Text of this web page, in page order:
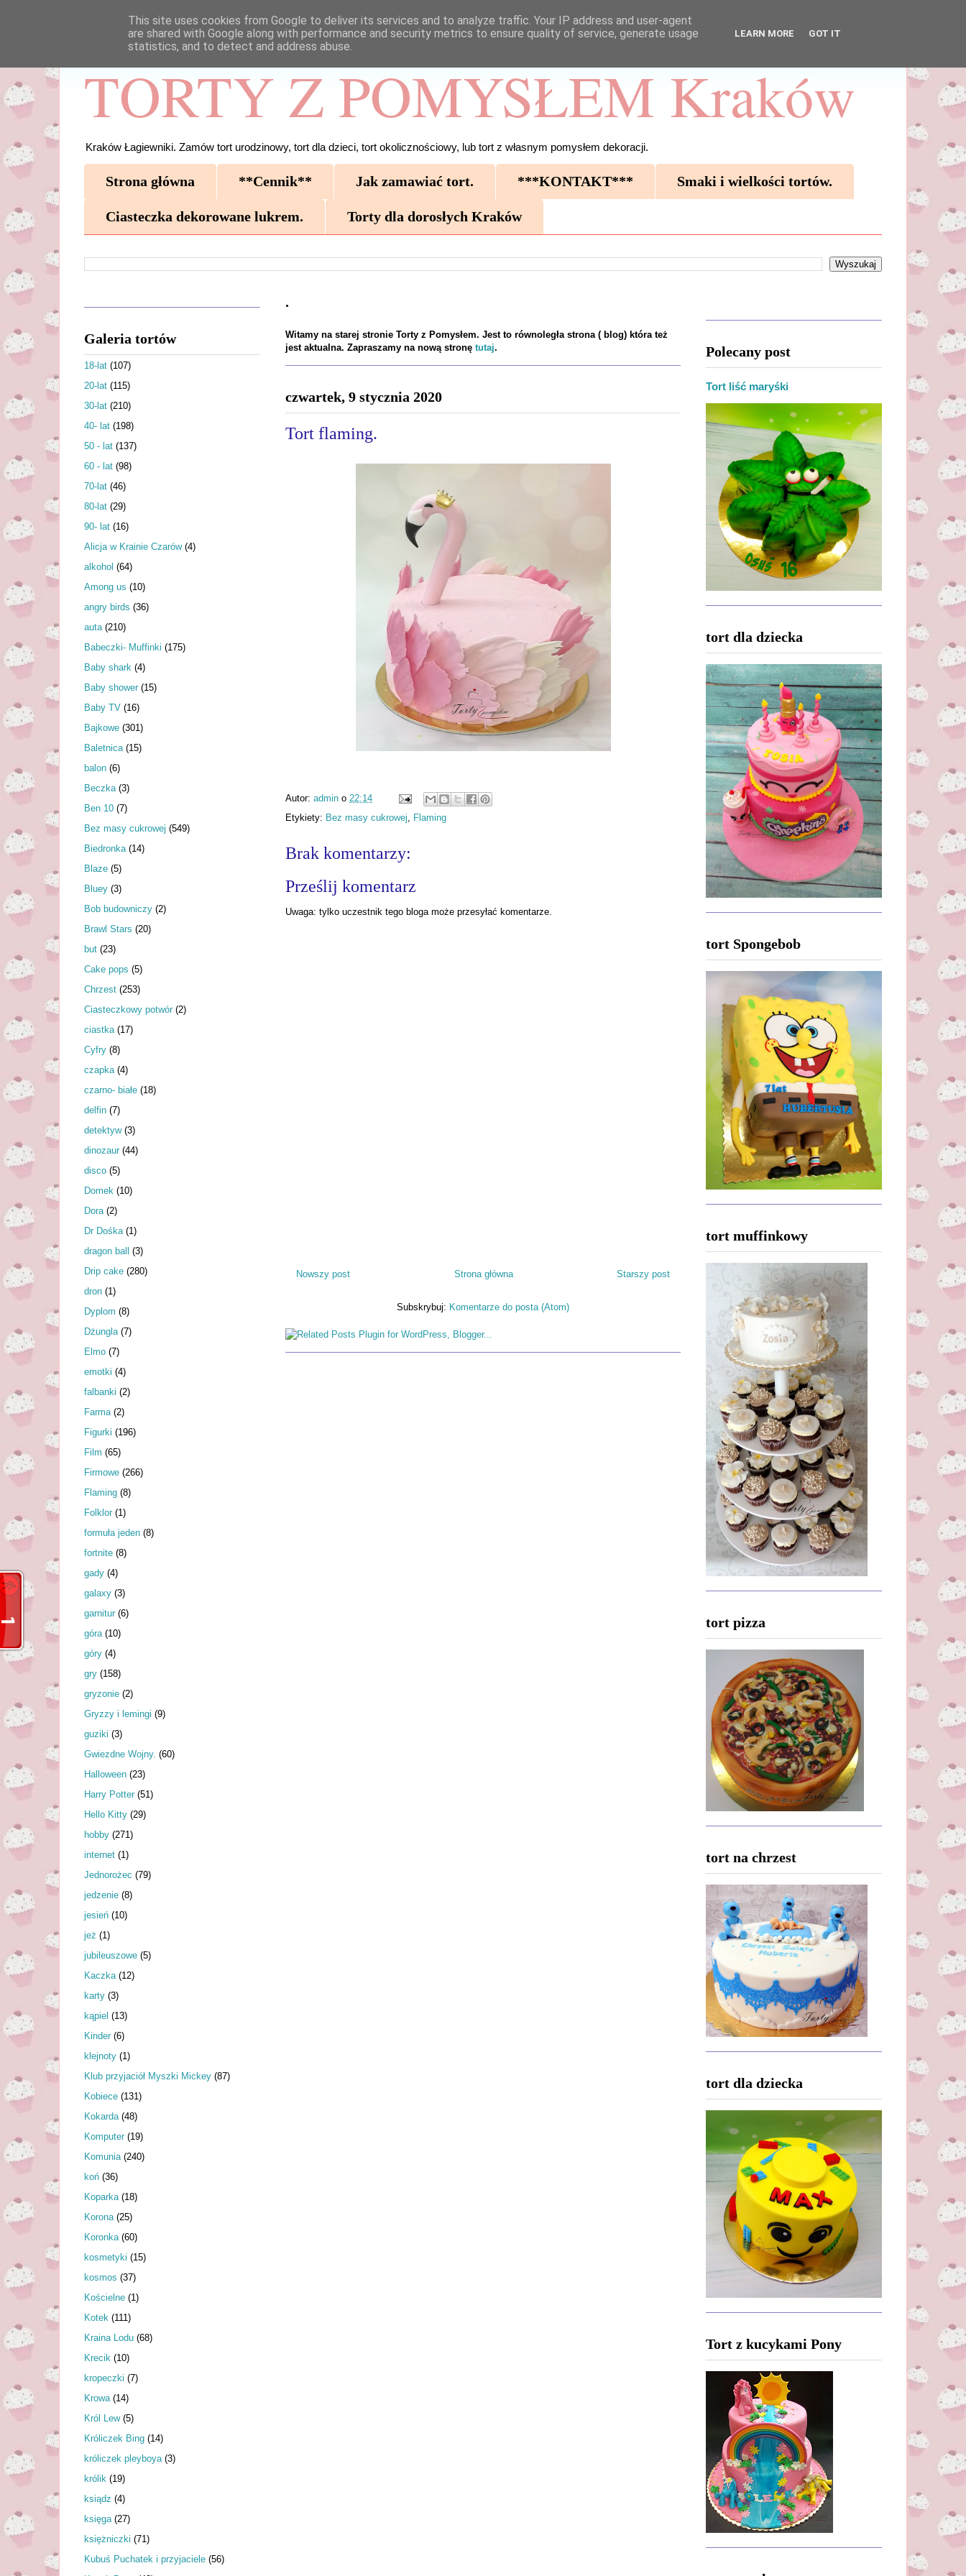
TORTY Z POMYSŁEM Kraków
Kraków Łagiewniki. Zamów tort urodzinowy, tort dla dzieci, tort okolicznościowy, lub tort z własnym pomysłem dekoracji.
Strona główna **Cennik** Jak zamawiać tort. ***KONTAKT*** Smaki i wielkości tortów.
Ciasteczka dekorowane lukrem. Torty dla dorosłych Kraków
.
Witamy na starej stronie Torty z Pomysłem. Jest to równoległa strona ( blog) która też
jest aktualna. Zapraszamy na nową stronę tutaj.
czwartek, 9 stycznia 2020
Tort flaming.
Autor: admin o 22:14
Etykiety: Bez masy cukrowej Flaming
Brak komentarzy:
Prześlij komentarz
Uwaga: tylko uczestnik tego bloga może przesyłać komentarze.
Nowszy post Starszy post
Strona główna
Subskrybuj: Komentarze do posta (Atom)
Galeria tortów
18-lat (107)
20-lat (115)
30-lat (210)
40- lat (198)
50 - lat (137)
60 - lat (98)
70-lat (46)
80-lat (29)
90- lat (16)
Alicja w Krainie Czarów (4)
alkohol (64)
Among us (10)
angry birds (36)
auta (210)
Babeczki- Muffinki (175)
Baby shark (4)
Baby shower (15)
Baby TV (16)
Bajkowe (301)
Baletnica (15)
balon (6)
Beczka (3)
Ben 10 (7)
Bez masy cukrowej (549)
Biedronka (14)
Blaze (5)
Bluey (3)
Bob budowniczy (2)
Brawl Stars (20)
but (23)
Cake pops (5)
Chrzest (253)
Ciasteczkowy potwór (2)
ciastka (17)
Cyfry (8)
czapka (4)
czarno- białe (18)
delfin (7)
detektyw (3)
dinozaur (44)
disco (5)
Domek (10)
Dora (2)
Dr Dośka (1)
dragon ball (3)
Drip cake (280)
dron (1)
Dyplom (8)
Dżungla (7)
Elmo (7)
emotki (4)
falbanki (2)
Farma (2)
Figurki (196)
Film (65)
Firmowe (266)
Flaming (8)
Folklor (1)
formuła jeden (8)
fortnite (8)
gady (4)
galaxy (3)
garnitur (6)
góra (10)
góry (4)
gry (158)
gryzonie (2)
Gryzzy i lemingi (9)
guziki (3)
Gwiezdne Wojny. (60)
Halloween (23)
Harry Potter (51)
Hello Kitty (29)
hobby (271)
internet (1)
Jednorożec (79)
jedzenie (8)
jesień (10)
jeż (1)
jubileuszowe (5)
Kaczka (12)
karty (3)
kąpiel (13)
Kinder (6)
klejnoty (1)
Klub przyjaciół Myszki Mickey (87)
Kobiece (131)
Kokarda (48)
Komputer (19)
Komunia (240)
koń (36)
Koparka (18)
Korona (25)
Koronka (60)
kosmetyki (15)
kosmos (37)
Kościelne (1)
Kotek (111)
Kraina Lodu (68)
Krecik (10)
kropeczki (7)
Krowa (14)
Król Lew (5)
Króliczek Bing (14)
króliczek pleyboya (3)
królik (19)
ksiądz (4)
księga (27)
księżniczki (71)
Kubuś Puchatek i przyjaciele (56)
Polecany post
Tort liść maryśki
tort dla dziecka
tort Spongebob
tort muffinkowy
tort pizza
tort na chrzest
tort dla dziecka
Tort z kucykami Pony
This site uses cookies from Google to deliver its services and to analyze traffic. Your IP address and user-agent
are shared with Google along with performance and security metrics to ensure quality of service, generate usage
statistics, and to detect and address abuse.
LEARN MORE GOT IT